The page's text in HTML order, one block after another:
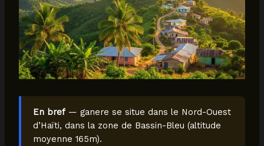
En bref— ganere se situe dans le Nord-Ouest
d’Haïti, dans la zone de Bassin-Bleu (altitude
moyenne 165m).